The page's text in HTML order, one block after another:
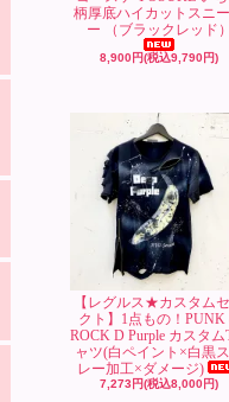
柄厚底ハイカットスニ
ー （ブラックレッド）
8,900円(税込9,790円)
【レグルス★カスタム
クト】1点もの！PUNK
ROCK D Purple カスタム
ャツ(白ペイント×白黒
レー加工×ダメージ)
7,273円(税込8,000円)